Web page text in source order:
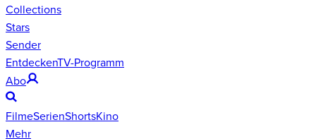
Collections
Stars
Sender
EntdeckenTV-Programm
Abo
FilmeSerienShortsKino
Mehr